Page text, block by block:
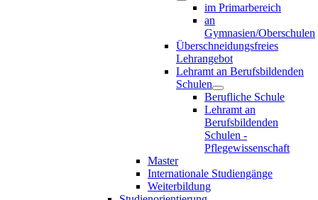
im Primarbereich
an
Gymnasien/Oberschulen
Überschneidungsfreies
Lehrangebot
Lehramt an Berufsbildenden
Schulen
Berufliche Schule
Lehramt an
Berufsbildenden
Schulen -
Pflegewissenschaft
Master
Internationale Studiengänge
Weiterbildung